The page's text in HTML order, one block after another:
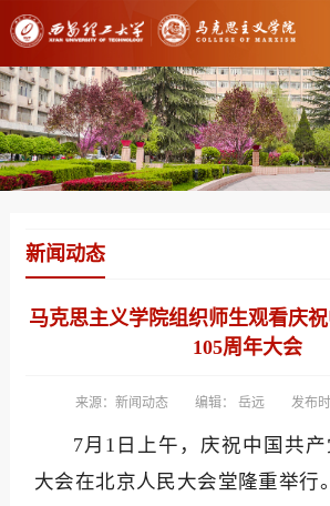
新闻动态
马克思主义学院组织师生观看庆
105周年大会
来源：新闻动态 编辑： 岳远 发布
7月1日上午，庆祝中国共
大会在北京人民大会堂隆重举行